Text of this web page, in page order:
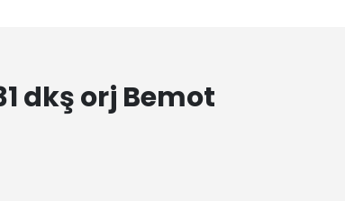
dkş orj Bemot